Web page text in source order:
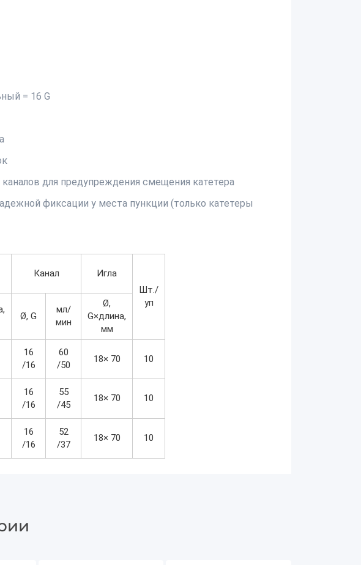
= 16 G
для предупреждения смещения катетера
фиксации у места пункции (только катетеры
Канал
Игла
Шт./
уп
Ø, G
мл/
мин
Ø,
G×длина,
мм
16
/16
60
/50
18× 70 10
16
/16
55
/45
18× 70 10
16
/16
52
/37
18× 70 10